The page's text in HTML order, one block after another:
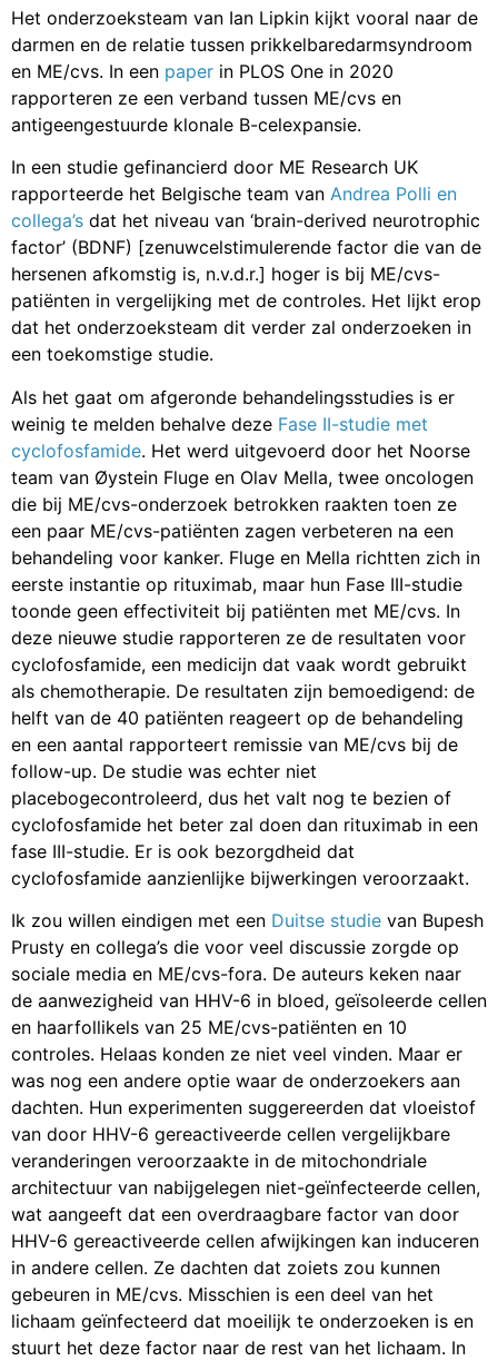
Het onderzoeksteam van Ian Lipkin kijkt vooral naar de
darmen en de relatie tussen prikkelbaredarmsyndroom
en ME/cvs. In een paper in PLOS One in 2020
rapporteren ze een verband tussen ME/cvs en
antigeengestuurde klonale B-celexpansie.
In een studie gefinancierd door ME Research UK
rapporteerde het Belgische team van Andrea Polli en
collega’s dat het niveau van ‘brain-derived neurotrophic
factor’ (BDNF) [zenuwcelstimulerende factor die van de
hersenen afkomstig is, n.v.d.r.] hoger is bij ME/cvs-
patiënten in vergelijking met de controles. Het lijkt erop
dat het onderzoeksteam dit verder zal onderzoeken in
een toekomstige studie.
Als het gaat om afgeronde behandelingsstudies is er
weinig te melden behalve deze Fase II-studie met
cyclofosfamide. Het werd uitgevoerd door het Noorse
team van Øystein Fluge en Olav Mella, twee oncologen
die bij ME/cvs-onderzoek betrokken raakten toen ze
een paar ME/cvs-patiënten zagen verbeteren na een
behandeling voor kanker. Fluge en Mella richtten zich in
eerste instantie op rituximab, maar hun Fase III-studie
toonde geen effectiviteit bij patiënten met ME/cvs. In
deze nieuwe studie rapporteren ze de resultaten voor
cyclofosfamide, een medicijn dat vaak wordt gebruikt
als chemotherapie. De resultaten zijn bemoedigend: de
helft van de 40 patiënten reageert op de behandeling
en een aantal rapporteert remissie van ME/cvs bij de
follow-up. De studie was echter niet
placebogecontroleerd, dus het valt nog te bezien of
cyclofosfamide het beter zal doen dan rituximab in een
fase III-studie. Er is ook bezorgdheid dat
cyclofosfamide aanzienlijke bijwerkingen veroorzaakt.
Ik zou willen eindigen met een Duitse studie van Bupesh
Prusty en collega’s die voor veel discussie zorgde op
sociale media en ME/cvs-fora. De auteurs keken naar
de aanwezigheid van HHV-6 in bloed, geïsoleerde cellen
en haarfollikels van 25 ME/cvs-patiënten en 10
controles. Helaas konden ze niet veel vinden. Maar er
was nog een andere optie waar de onderzoekers aan
dachten. Hun experimenten suggereerden dat vloeistof
van door HHV-6 gereactiveerde cellen vergelijkbare
veranderingen veroorzaakte in de mitochondriale
architectuur van nabijgelegen niet-geïnfecteerde cellen,
wat aangeeft dat een overdraagbare factor van door
HHV-6 gereactiveerde cellen afwijkingen kan induceren
in andere cellen. Ze dachten dat zoiets zou kunnen
gebeuren in ME/cvs. Misschien is een deel van het
lichaam geïnfecteerd dat moeilijk te onderzoeken is en
stuurt het deze factor naar de rest van het lichaam. In